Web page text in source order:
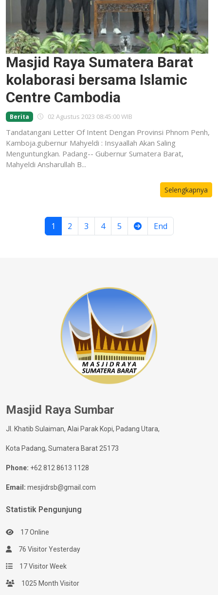
Masjid Raya Sumatera Barat
kolaborasi bersama Islamic
Centre Cambodia
Berita 02 Agustus 2023 08:45:00 WIB
Tandatangani Letter Of Intent Dengan Provinsi Phnom Penh,
Kamboja.gubernur Mahyeldi : Insyaallah Akan Saling
Menguntungkan. Padang-- Gubernur Sumatera Barat,
Mahyeldi Ansharullah B...
Selengkapnya
1 2 3 4 5 End
Masjid Raya Sumbar
Jl. Khatib Sulaiman, Alai Parak Kopi, Padang Utara,
Kota Padang, Sumatera Barat 25173
Phone: +62 812 8613 1128
Email: mesjidrsb@gmail.com
Statistik Pengunjung
17 Online
76 Visitor Yesterday
17 Visitor Week
1025 Month Visitor